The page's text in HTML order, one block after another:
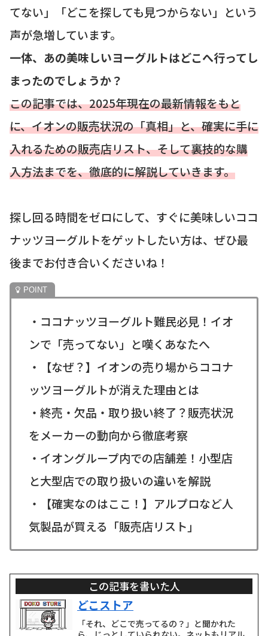
てない」「どこを探しても見つからない」という
声が急増しています。
一体、あの美味しいヨーグルトはどこへ行ってし
まったのでしょうか？
この記事では、2025年現在の最新情報をもと
に、イオンの販売状況の「真相」と、確実に手に
入れるための販売店リスト、そして裏技的な購
入方法までを、徹底的に解説していきます。
探し回る時間をゼロにして、すぐに美味しいココ
ナッツヨーグルトをゲットしたい方は、ぜひ最
後までお付き合いくださいね！
・ココナッツヨーグルト難民必見！イオ
ンで「売ってない」と嘆くあなたへ
・【なぜ？】イオンの売り場からココナ
ッツヨーグルトが消えた理由とは
・終売・欠品・取り扱い終了？販売状況
をメーカーの動向から徹底考察
・イオングループ内での店舗差！小型店
と大型店での取り扱いの違いを解説
・【確実なのはここ！】アルプロなど人
気製品が買える「販売店リスト」
この記事を書いた人
どこストア
「それ、どこで売ってるの？」と聞かれた